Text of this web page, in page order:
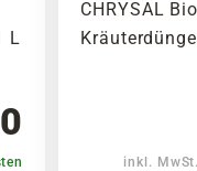
L
CHRYSAL
inkl.